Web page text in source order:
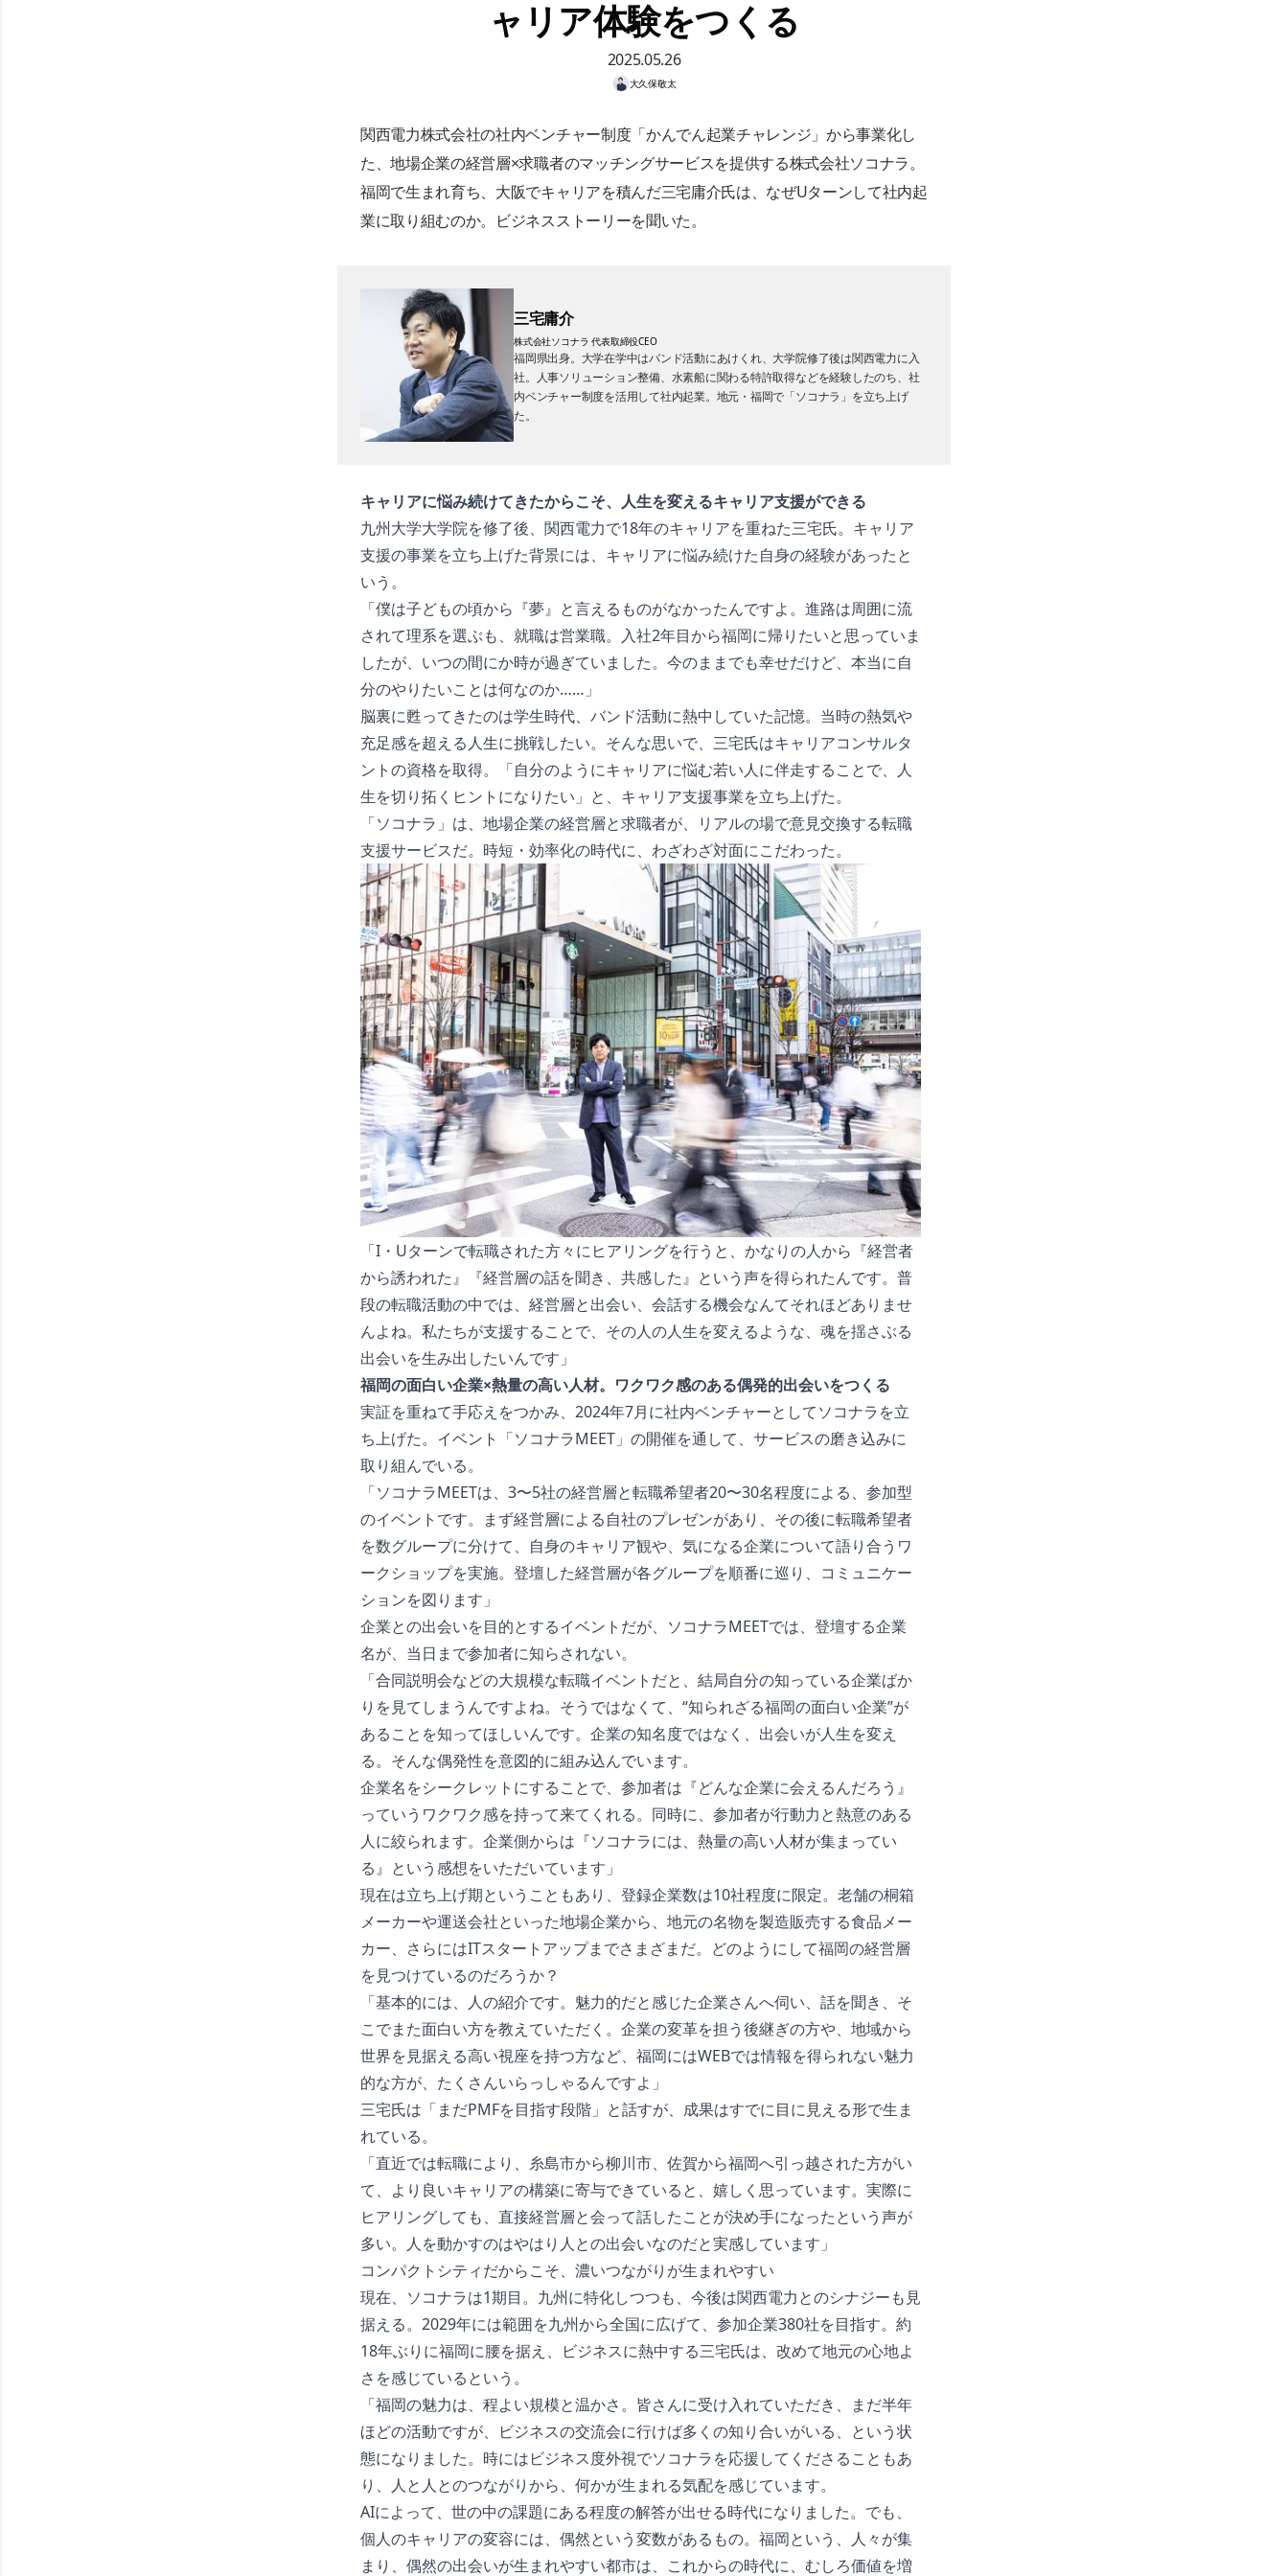
ャリア体験をつくる
2025.05.26
大久保敬太
関西電力株式会社の社内ベンチャー制度「かんでん起業チャレンジ」から事業化し
た、地場企業の経営層×求職者のマッチングサービスを提供する株式会社ソコナラ。
福岡で生まれ育ち、大阪でキャリアを積んだ三宅庸介氏は、なぜUターンして社内起
業に取り組むのか。ビジネスストーリーを聞いた。
三宅庸介
株式会社ソコナラ 代表取締役CEO
福岡県出身。大学在学中はバンド活動にあけくれ、大学院修了後は関西電力に入
社。人事ソリューション整備、水素船に関わる特許取得などを経験したのち、社
内ベンチャー制度を活用して社内起業。地元・福岡で「ソコナラ」を立ち上げ
た。
キャリアに悩み続けてきたからこそ、人生を変えるキャリア支援ができる
九州大学大学院を修了後、関西電力で18年のキャリアを重ねた三宅氏。キャリア
支援の事業を立ち上げた背景には、キャリアに悩み続けた自身の経験があったと
いう。
「僕は子どもの頃から『夢』と言えるものがなかったんですよ。進路は周囲に流
されて理系を選ぶも、就職は営業職。入社2年目から福岡に帰りたいと思っていま
したが、いつの間にか時が過ぎていました。今のままでも幸せだけど、本当に自
分のやりたいことは何なのか……」
脳裏に甦ってきたのは学生時代、バンド活動に熱中していた記憶。当時の熱気や
充足感を超える人生に挑戦したい。そんな思いで、三宅氏はキャリアコンサルタ
ントの資格を取得。「自分のようにキャリアに悩む若い人に伴走することで、人
生を切り拓くヒントになりたい」と、キャリア支援事業を立ち上げた。
「ソコナラ」は、地場企業の経営層と求職者が、リアルの場で意見交換する転職
支援サービスだ。時短・効率化の時代に、わざわざ対面にこだわった。
「I・Uターンで転職された方々にヒアリングを行うと、かなりの人から『経営者
から誘われた』『経営層の話を聞き、共感した』という声を得られたんです。普
段の転職活動の中では、経営層と出会い、会話する機会なんてそれほどありませ
んよね。私たちが支援することで、その人の人生を変えるような、魂を揺さぶる
出会いを生み出したいんです」
福岡の面白い企業×熱量の高い人材。ワクワク感のある偶発的出会いをつくる
実証を重ねて手応えをつかみ、2024年7月に社内ベンチャーとしてソコナラを立
ち上げた。イベント「ソコナラMEET」の開催を通して、サービスの磨き込みに
取り組んでいる。
「ソコナラMEETは、3〜5社の経営層と転職希望者20〜30名程度による、参加型
のイベントです。まず経営層による自社のプレゼンがあり、その後に転職希望者
を数グループに分けて、自身のキャリア観や、気になる企業について語り合うワ
ークショップを実施。登壇した経営層が各グループを順番に巡り、コミュニケー
ションを図ります」
企業との出会いを目的とするイベントだが、ソコナラMEETでは、登壇する企業
名が、当日まで参加者に知らされない。
「合同説明会などの大規模な転職イベントだと、結局自分の知っている企業ばか
りを見てしまうんですよね。そうではなくて、“知られざる福岡の面白い企業”が
あることを知ってほしいんです。企業の知名度ではなく、出会いが人生を変え
る。そんな偶発性を意図的に組み込んでいます。
企業名をシークレットにすることで、参加者は『どんな企業に会えるんだろう』
っていうワクワク感を持って来てくれる。同時に、参加者が行動力と熱意のある
人に絞られます。企業側からは『ソコナラには、熱量の高い人材が集まってい
る』という感想をいただいています」
現在は立ち上げ期ということもあり、登録企業数は10社程度に限定。老舗の桐箱
メーカーや運送会社といった地場企業から、地元の名物を製造販売する食品メー
カー、さらにはITスタートアップまでさまざまだ。どのようにして福岡の経営層
を見つけているのだろうか？
「基本的には、人の紹介です。魅力的だと感じた企業さんへ伺い、話を聞き、そ
こでまた面白い方を教えていただく。企業の変革を担う後継ぎの方や、地域から
世界を見据える高い視座を持つ方など、福岡にはWEBでは情報を得られない魅力
的な方が、たくさんいらっしゃるんですよ」
三宅氏は「まだPMFを目指す段階」と話すが、成果はすでに目に見える形で生ま
れている。
「直近では転職により、糸島市から柳川市、佐賀から福岡へ引っ越された方がい
て、より良いキャリアの構築に寄与できていると、嬉しく思っています。実際に
ヒアリングしても、直接経営層と会って話したことが決め手になったという声が
多い。人を動かすのはやはり人との出会いなのだと実感しています」
コンパクトシティだからこそ、濃いつながりが生まれやすい
現在、ソコナラは1期目。九州に特化しつつも、今後は関西電力とのシナジーも見
据える。2029年には範囲を九州から全国に広げて、参加企業380社を目指す。約
18年ぶりに福岡に腰を据え、ビジネスに熱中する三宅氏は、改めて地元の心地よ
さを感じているという。
「福岡の魅力は、程よい規模と温かさ。皆さんに受け入れていただき、まだ半年
ほどの活動ですが、ビジネスの交流会に行けば多くの知り合いがいる、という状
態になりました。時にはビジネス度外視でソコナラを応援してくださることもあ
り、人と人とのつながりから、何かが生まれる気配を感じています。
AIによって、世の中の課題にある程度の解答が出せる時代になりました。でも、
個人のキャリアの変容には、偶然という変数があるもの。福岡という、人々が集
まり、偶然の出会いが生まれやすい都市は、これからの時代に、むしろ価値を増